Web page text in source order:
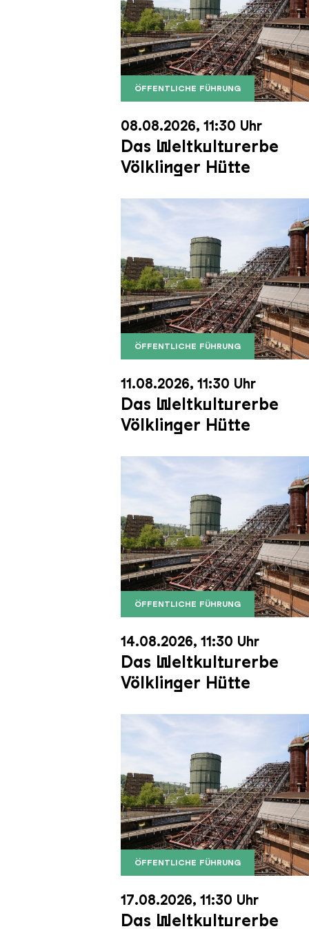
ÖFFENTLICHE FÜHRUNG
Der Erzschrägaufzug der
Copyright: Weltkulturerbe
08.08.2026, 11:30 Uhr
Das Weltkulturerbe
Völklinger Hütte
ÖFFENTLICHE FÜHRUNG
Der Erzschrägaufzug der
Copyright: Weltkulturerbe
11.08.2026, 11:30 Uhr
Das Weltkulturerbe
Völklinger Hütte
ÖFFENTLICHE FÜHRUNG
Der Erzschrägaufzug der
Copyright: Weltkulturerbe
14.08.2026, 11:30 Uhr
Das Weltkulturerbe
Völklinger Hütte
ÖFFENTLICHE FÜHRUNG
Der Erzschrägaufzug der
Copyright: Weltkulturerbe
17.08.2026, 11:30 Uhr
Das Weltkulturerbe